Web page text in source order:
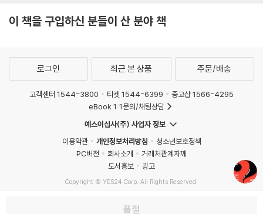
이 책을 구입하신 분들이 산 분야 책
품절
로그인 최근 본 상품 주문/배송
고객센터 1544-3800 티켓 1544-6399
중고샵 1566-4295
eBook 1:1문의/채팅상담
예스이십사(주) 사업자 정보
이용약관
개인정보처리방침
청소년보호정책
PC버전
회사소개
거래처관계자께
도서홍보
광고
Copyright © YES24 Corp. All Rights Reserved.